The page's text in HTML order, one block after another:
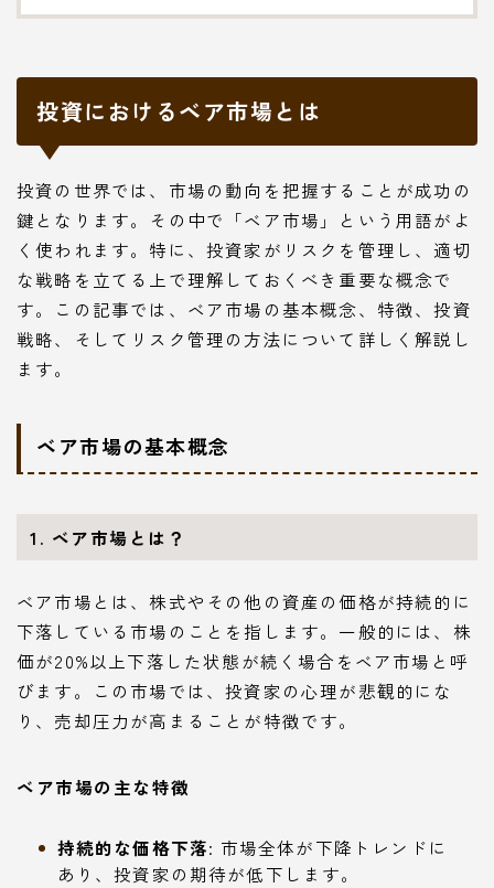
投資におけるベア市場とは
投資の世界では、市場の動向を把握することが成功の
鍵となります。その中で「ベア市場」という用語がよ
く使われます。特に、投資家がリスクを管理し、適切
な戦略を立てる上で理解しておくべき重要な概念で
す。この記事では、ベア市場の基本概念、特徴、投資
戦略、そしてリスク管理の方法について詳しく解説し
ます。
ベア市場の基本概念
1. ベア市場とは？
ベア市場とは、株式やその他の資産の価格が持続的に
下落している市場のことを指します。一般的には、株
価が20%以上下落した状態が続く場合をベア市場と呼
びます。この市場では、投資家の心理が悲観的にな
り、売却圧力が高まることが特徴です。
ベア市場の主な特徴
持続的な価格下落: 市場全体が下降トレンドに
あり、投資家の期待が低下します。